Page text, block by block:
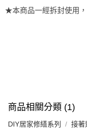
３．收到繳費通知簡訊後14
購買商品的店家。未經商
是否繳費成功／繳費後需
１．透過由恩沛科技股份有
易，需依本服務之必要範圍
權轉讓予恩沛科技股份有限
２．關於個人資料處理事宜
每筆NT$60，滿NT$499(
每筆NT$70，滿NT$599(
★本商品一經拆封使用
商品相關分類 (1)
DIY居家修繕系列 接著